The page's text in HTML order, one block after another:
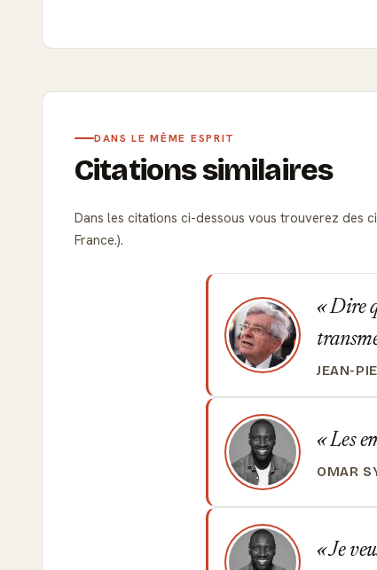
DANS LE MÊME ESPRIT
Citations similaires
Dans les citations ci-dessous vous trouverez des
France.).
Dire
JEAN-
Les
OMAR
Je